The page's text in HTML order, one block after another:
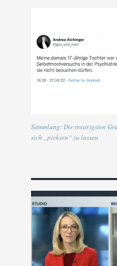
Sammlung: Die traurigsten
sich „pieksen“ zu lassen